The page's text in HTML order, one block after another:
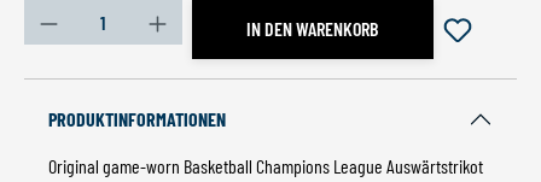
Produkt Anzahl: Gib den gewünschten Wert ein oder
IN DEN WARENKORB
PRODUKTINFORMATIONEN
Original game-worn Basketball Champions League Auswärtstrikot